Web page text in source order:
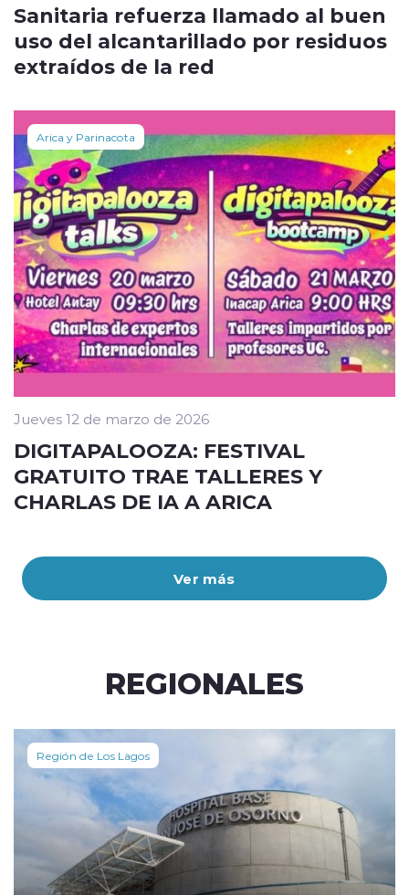
Ver más
Sanitaria refuerza llamado al buen
uso del alcantarillado por residuos
extraídos de la red
Arica y Parinacota
Jueves 12 de marzo de 2026
DIGITAPALOOZA: FESTIVAL
GRATUITO TRAE TALLERES Y
CHARLAS DE IA A ARICA
REGIONALES
Región de Los Lagos